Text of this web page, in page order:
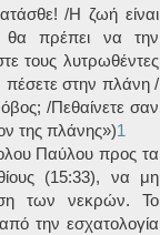
/Η ζωή είναι
θα πρέπει να την
τους λυτρωθέντες
πέσετε στην πλάνη /
/Πεθαίνετε σαν
της πλάνης»)1
Παύλου προς τα
(15:33), να μη
των νεκρών. Το
την εσχατολογία